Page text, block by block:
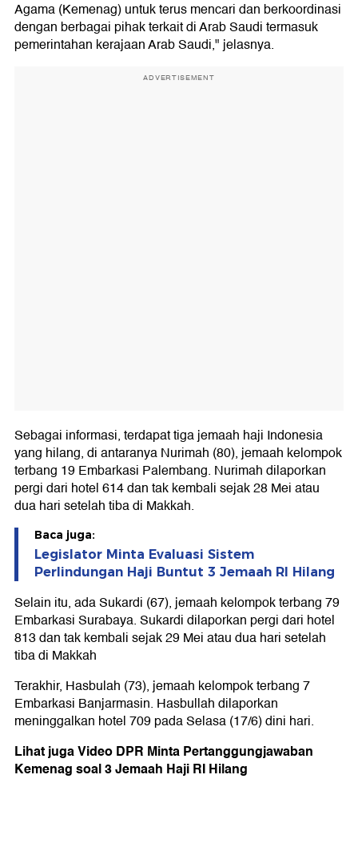
Agama (Kemenag) untuk terus mencari dan berkoordinasi
dengan berbagai pihak terkait di Arab Saudi termasuk
pemerintahan kerajaan Arab Saudi," jelasnya.
ADVERTISEMENT
Sebagai informasi, terdapat tiga jemaah haji Indonesia
yang hilang, di antaranya Nurimah (80), jemaah kelompok
terbang 19 Embarkasi Palembang. Nurimah dilaporkan
pergi dari hotel 614 dan tak kembali sejak 28 Mei atau
dua hari setelah tiba di Makkah.
Baca juga:
Legislator Minta Evaluasi Sistem
Perlindungan Haji Buntut 3 Jemaah RI Hilang
Selain itu, ada Sukardi (67), jemaah kelompok terbang 79
Embarkasi Surabaya. Sukardi dilaporkan pergi dari hotel
813 dan tak kembali sejak 29 Mei atau dua hari setelah
tiba di Makkah
Terakhir, Hasbulah (73), jemaah kelompok terbang 7
Embarkasi Banjarmasin. Hasbullah dilaporkan
meninggalkan hotel 709 pada Selasa (17/6) dini hari.
Lihat juga Video DPR Minta Pertanggungjawaban
Kemenag soal 3 Jemaah Haji RI Hilang